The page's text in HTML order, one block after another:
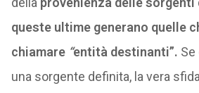
queste ultime generano quelle
chiamare “entità destinanti”.
una sorgente definita, la vera